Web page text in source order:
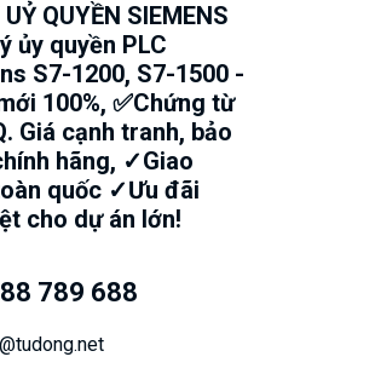
QUYỀN SIEMENS
ủy quyền PLC
S7-1200, S7-1500 -
100%, ✅Chứng từ
Giá cạnh tranh, bảo
hãng, ✓Giao
quốc ✓Ưu đãi
cho dự án lớn!
789 688